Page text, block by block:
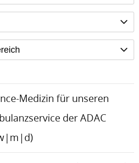
Medizin für unseren
der ADAC